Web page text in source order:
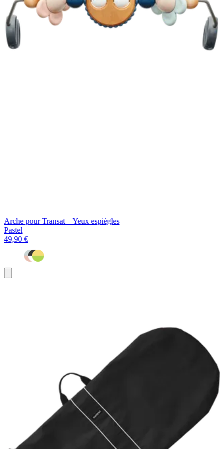
Arche pour Transat – Yeux espiègles
Pastel
49,90 €
au